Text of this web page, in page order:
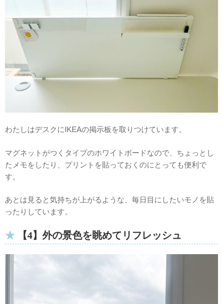
わたしはデスクにIKEAの掲示板を取りつけています。
マグネットがつくタイプのホワイトボードなので、ちょっとし
たメモをしたり、プリントを貼っておくのにとっても便利で
す。
あとは見ると気持ちが上がるような、毎日目にしたいモノを貼
ったりしています。
【4】外の景色を眺めてリフレッシュ